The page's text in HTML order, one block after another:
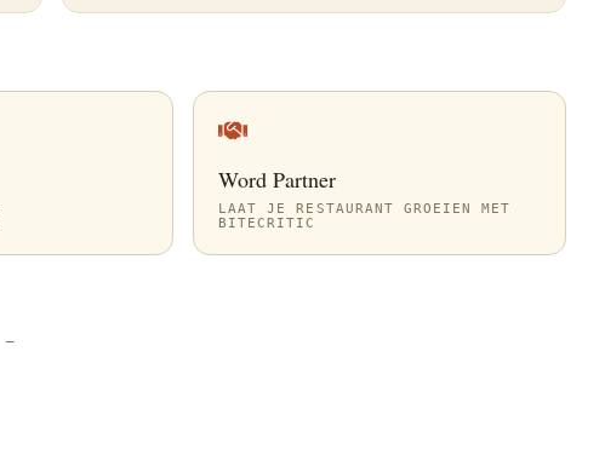
Word Partner
LAAT JE RESTAURANT GROEIEN MET
BITECRITIC
—